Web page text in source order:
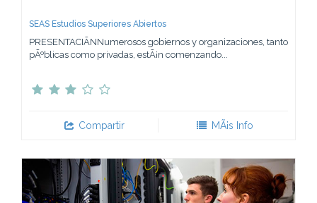
SEAS Estudios Superiores Abiertos
PRESENTACIÃNNumerosos gobiernos y organizaciones, tanto
pÃºblicas como privadas, estÃ¡n comenzando...
Compartir MÃ¡s Info